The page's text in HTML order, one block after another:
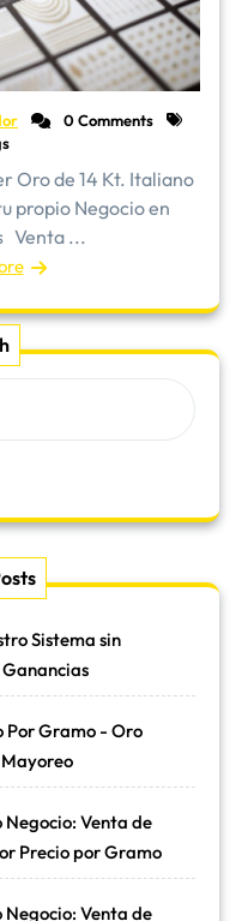
0 Comments
Oro de 14 Kt. Italiano
propio Negocio en
Venta ...
Sistema sin
Por Gramo - Oro
Negocio: Venta de
Precio por Gramo
Negocio: Venta de